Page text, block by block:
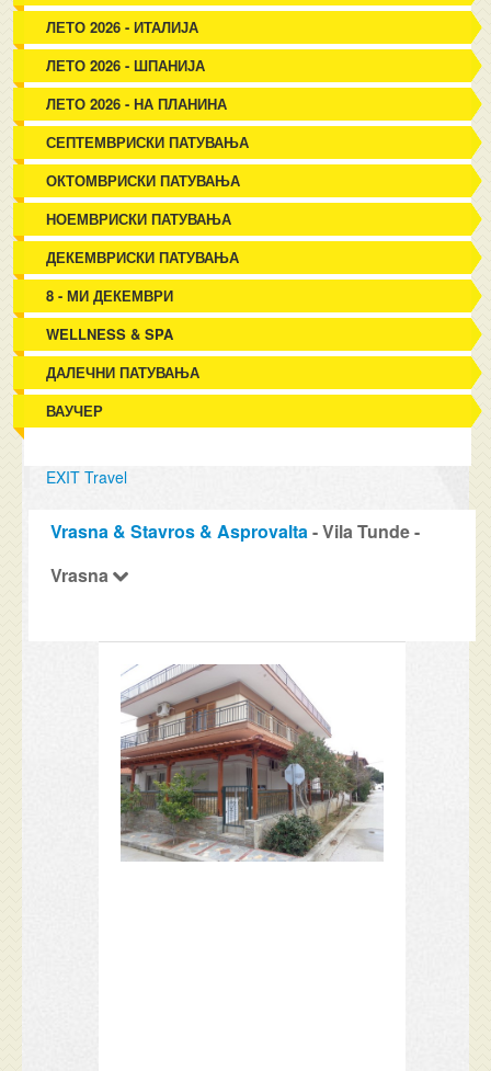
ЛЕТО 2026 - ИТАЛИЈА
ЛЕТО 2026 - ШПАНИЈА
ЛЕТО 2026 - НА ПЛАНИНА
СЕПТЕМВРИСКИ ПАТУВАЊА
ОКТОМВРИСКИ ПАТУВАЊА
НОЕМВРИСКИ ПАТУВАЊА
ДЕКЕМВРИСКИ ПАТУВАЊА
8 - МИ ДЕКЕМВРИ
WELLNESS & SPA
ДАЛЕЧНИ ПАТУВАЊА
ВАУЧЕР
EXIT Travel
Vrasna & Stavros & Asprovalta- Vila Tunde -
Vrasna